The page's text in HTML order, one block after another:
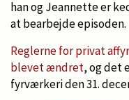
han og Jeannette er
at bearbejde episoden.
Reglerne for privat
blevet ændret, og det
fyrværkeri den 31.